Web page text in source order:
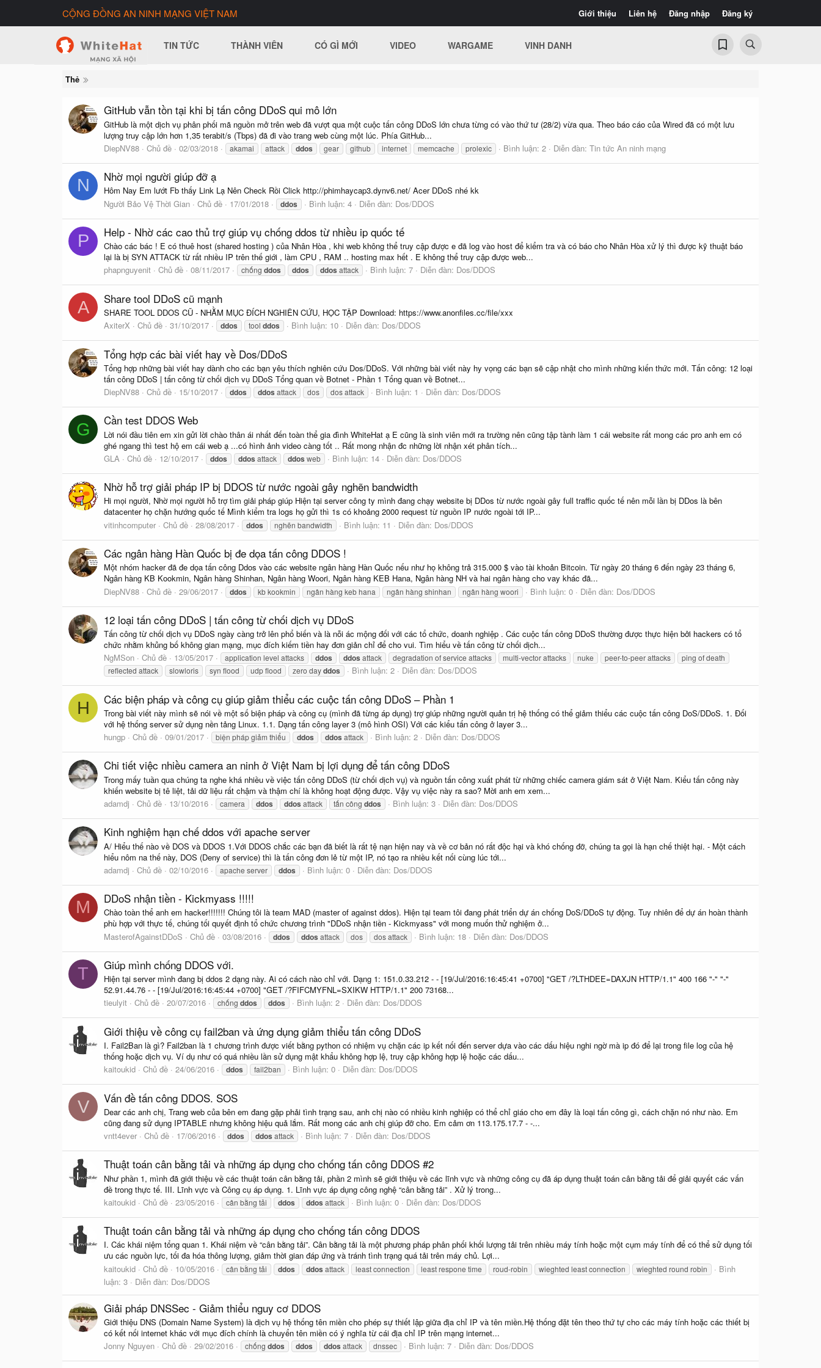
Giới thiệu Liên hệ Đăng nhập Đăng ký
CỘNG ĐỒNG AN NINH MẠNG VIỆT NAM
TIN TỨC THÀNH VIÊN CÓ GÌ MỚI VIDEO WARGAME VINH DANH
Thẻ
GitHub vẫn tồn tại khi bị tấn công DDoS qui mô lớn
GitHub là một dịch vụ phân phối mã nguồn mở trên web đã vượt qua một cuộc tấn công DDoS lớn chưa từng có vào thứ tư (28/2) vừa qua. Theo báo cáo của Wired đã có một lưu
lượng truy cập lớn hơn 1,35 terabit/s (Tbps) đã đi vào trang web cùng một lúc. Phía GitHub...
DiepNV88
Chủ đề 02/03/2018 akamai attack ddos gear github internet memcache prolexic Bình luận: 2 Diễn đàn: Tin tức An ninh mạng
N Nhờ mọi người giúp đỡ ạ
Hôm Nay Em lướt Fb thấy Link Lạ Nên Check Rồi Click http://phimhaycap3.dynv6.net/ Acer DDoS nhé kk
Người Bảo Vệ Thời Gian
Chủ đề 17/01/2018 ddos Bình luận: 4 Diễn đàn: Dos/DDOS
P Help - Nhờ các cao thủ trợ giúp vụ chống ddos từ nhiều ip quốc tế
Chào các bác ! E có thuê host (shared hosting ) của Nhân Hòa , khi web không thể truy cập được e đã log vào host để kiểm tra và có báo cho Nhân Hòa xử lý thì được kỹ thuật báo
lại là bị SYN ATTACK từ rất nhiều IP trên thế giới , làm CPU , RAM .. hosting max hết . E không thể truy cập được web...
phapnguyenit
Chủ đề 08/11/2017 chống ddos ddos ddos attack Bình luận: 7 Diễn đàn: Dos/DDOS
A Share tool DDoS cũ mạnh
SHARE TOOL DDOS CŨ - NHẰM MỤC ĐÍCH NGHIÊN CỨU, HỌC TẬP Download: https://www.anonfiles.cc/file/xxx
AxiterX
Chủ đề 31/10/2017 ddos tool ddos Bình luận: 10 Diễn đàn: Dos/DDOS
Tổng hợp các bài viết hay về Dos/DDoS
Tổng hợp những bài viết hay dành cho các bạn yêu thích nghiên cứu Dos/DDoS. Với những bài viết này hy vọng các bạn sẽ cập nhật cho mình những kiến thức mới. Tấn công: 12 loại
tấn công DDoS | tấn công từ chối dịch vụ DDoS Tổng quan về Botnet - Phần 1 Tổng quan về Botnet...
DiepNV88
Chủ đề 15/10/2017 ddos ddos attack dos dos attack Bình luận: 1 Diễn đàn: Dos/DDOS
G Cần test DDOS Web
Lời nói đầu tiên em xin gửi lời chào thân ái nhất đến toàn thể gia đình WhiteHat ạ E cũng là sinh viên mới ra trường nên cũng tập tành làm 1 cái website rất mong các pro anh em có
ghé ngang thì test hộ em cái web ạ ...có hình ảnh video càng tốt .. Rất mong nhận đc những lời nhận xét phân tích...
GLA
Chủ đề 12/10/2017 ddos ddos attack ddos web Bình luận: 14 Diễn đàn: Dos/DDOS
Nhờ hỗ trợ giải pháp IP bị DDOS từ nước ngoài gây nghẽn bandwidth
Hi mọi người, Nhờ mọi người hỗ trợ tìm giải pháp giúp Hiện tại server công ty mình đang chạy website bị DDos từ nước ngoài gây full traffic quốc tế nên mỗi lần bị DDos là bên
datacenter họ chặn hướng quốc tế Mình kiểm tra logs họ gửi thì 1s có khoảng 2000 request từ nguồn IP nước ngoài tới IP...
vitinhcomputer
Chủ đề 28/08/2017 ddos nghẽn bandwidth Bình luận: 11 Diễn đàn: Dos/DDOS
Các ngân hàng Hàn Quốc bị đe dọa tấn công DDOS !
Một nhóm hacker đã đe dọa tấn công Ddos vào các website ngân hàng Hàn Quốc nếu như họ không trả 315.000 $ vào tài khoản Bitcoin. Từ ngày 20 tháng 6 đến ngày 23 tháng 6,
Ngân hàng KB Kookmin, Ngân hàng Shinhan, Ngân hàng Woori, Ngân hàng KEB Hana, Ngân hàng NH và hai ngân hàng cho vay khác đã...
DiepNV88
Chủ đề 29/06/2017 ddos kb kookmin ngân hàng keb hana ngân hàng shinhan ngân hàng woori Bình luận: 0 Diễn đàn: Dos/DDOS
12 loại tấn công DDoS | tấn công từ chối dịch vụ DDoS
Tấn công từ chối dịch vụ DDoS ngày càng trở lên phổ biến và là nỗi ác mộng đối với các tổ chức, doanh nghiệp . Các cuộc tấn công DDoS thường được thực hiện bởi hackers có tổ
chức nhằm khủng bố không gian mạng, mục đích kiếm tiền hay đơn giản chỉ để cho vui. Tìm hiểu về tấn công từ chối dịch...
NgMSon
Chủ đề 13/05/2017 application level attacks ddos ddos attack degradation of service attacks multi-vector attacks nuke peer-to-peer attacks
ping of death
reflected attack
slowloris syn flood udp flood zero dayddos Bình luận: 2 Diễn đàn: Dos/DDOS
H Các biện pháp và công cụ giúp giảm thiểu các cuộc tấn công DDoS – Phần 1
Trong bài viết này mình sẽ nói về một số biện pháp và công cụ (mình đã từng áp dụng) trợ giúp những người quản trị hệ thống có thể giảm thiểu các cuộc tấn công DoS/DDoS. 1. Đối
với hệ thống server sử dụng nền tảng Linux. 1.1. Dạng tấn công layer 3 (mô hình OSI) Với các kiểu tấn công ở layer 3...
hungp
Chủ đề 09/01/2017 biện pháp giảm thiểu ddos ddos attack Bình luận: 2 Diễn đàn: Dos/DDOS
Chi tiết việc nhiều camera an ninh ở Việt Nam bị lợi dụng để tấn công DDoS
Trong mấy tuần qua chúng ta nghe khá nhiều về việc tấn công DDoS (từ chối dịch vụ) và nguồn tấn công xuất phát từ những chiếc camera giám sát ở Việt Nam. Kiểu tấn công này
khiến website bị tê liệt, tải dữ liệu rất chậm và thậm chí là không hoạt động được. Vậy vụ việc này ra sao? Mời anh em xem...
adamdj
Chủ đề 13/10/2016 camera ddos ddos attack tấn công ddos Bình luận: 3 Diễn đàn: Dos/DDOS
Kinh nghiệm hạn chế ddos với apache server
A/ Hiểu thế nào về DOS và DDOS 1.Với DDOS chắc các bạn đã biết là rất tệ nạn hiện nay và về cơ bản nó rất độc hại và khó chống đỡ, chúng ta gọi là hạn chế thiệt hại. - Một cách
hiểu nôm na thế này, DOS (Deny of service) thì là tấn công đơn lẻ từ một IP, nó tạo ra nhiều kết nối cùng lúc tới...
adamdj
Chủ đề 02/10/2016 apache server ddos Bình luận: 0 Diễn đàn: Dos/DDOS
M DDoS nhận tiền - Kickmyass !!!!!
Chào toàn thể anh em hacker!!!!!!! Chúng tôi là team MAD (master of against ddos). Hiện tại team tôi đang phát triển dự án chống DoS/DDoS tự động. Tuy nhiên để dự án hoàn thành
phù hợp với thực tế, chúng tối quyết định tổ chức chương trình "DDoS nhận tiền - Kickmyass" với mong muốn thử nghiệm ở...
MasterofAgainstDDoS
Chủ đề 03/08/2016 ddos ddos attack dos dos attack Bình luận: 18 Diễn đàn: Dos/DDOS
T Giúp mình chống DDOS với.
Hiện tại server mình đang bị ddos 2 dạng này. Ai có cách nào chỉ với. Dạng 1: 151.0.33.212 - - [19/Jul/2016:16:45:41 +0700] "GET /?LTHDEE=DAXJN HTTP/1.1" 400 166 "-" "-"
52.91.44.76 - - [19/Jul/2016:16:45:44 +0700] "GET /?FIFCMYFNL=SXIKW HTTP/1.1" 200 73168...
tieulyit
Chủ đề 20/07/2016 chống ddos ddos Bình luận: 2 Diễn đàn: Dos/DDOS
Giới thiệu về công cụ fail2ban và ứng dụng giảm thiểu tấn công DDoS
I. Fail2Ban là gì? Fail2ban là 1 chương trình được viết bằng python có nhiệm vụ chặn các ip kết nối đến server dựa vào các dấu hiệu nghi ngờ mà ip đó để lại trong file log của hệ
thống hoặc dịch vụ. Ví dụ như có quá nhiều lần sử dụng mật khẩu không hợp lệ, truy cập không hợp lệ hoặc các dấu...
kaitoukid
Chủ đề 24/06/2016 ddos fail2ban Bình luận: 0 Diễn đàn: Dos/DDOS
V Vấn đề tấn công DDOS. SOS
Dear các anh chị, Trang web của bên em đang gặp phải tình trạng sau, anh chị nào có nhiều kinh nghiệp có thể chỉ giáo cho em đây là loại tấn công gì, cách chặn nó như nào. Em
cũng đang sử dụng IPTABLE nhưng không hiệu quả lắm. Rất mong các anh chị giúp đỡ cho. Em cảm ơn 113.175.17.7 - -...
vntt4ever
Chủ đề 17/06/2016 ddos ddos attack Bình luận: 7 Diễn đàn: Dos/DDOS
Thuật toán cân bằng tải và những áp dụng cho chống tấn công DDOS #2
Như phần 1, mình đã giới thiệu về các thuật toán cân bằng tải, phần 2 mình sẽ giới thiệu về các lĩnh vực và những công cụ đã áp dụng thuật toán cân bằng tải để giải quyết các vấn
đề trong thực tế. III. Lĩnh vực và Công cụ áp dụng. 1. Lĩnh vực áp dụng công nghệ “cân bằng tải” . Xử lý trong...
kaitoukid
Chủ đề 23/05/2016 cân bằng tải ddos ddos attack Bình luận: 0 Diễn đàn: Dos/DDOS
Thuật toán cân bằng tải và những áp dụng cho chống tấn công DDOS
I. Các khái niệm tổng quan 1. Khái niệm về “cân bằng tải”. Cân bằng tải là một phương pháp phân phối khối lượng tải trên nhiều máy tính hoặc một cụm máy tính để có thể sử dụng tối
ưu các nguồn lực, tối đa hóa thông lượng, giảm thời gian đáp ứng và tránh tình trạng quá tải trên máy chủ. Lợi...
kaitoukid
Chủ đề 10/05/2016 cân bằng tải ddos ddos attack least connection least respone time roud-robin wieghted least connection wieghted round robin
Bình
luận: 3
Diễn đàn: Dos/DDOS
Giải pháp DNSSec - Giảm thiểu nguy cơ DDOS
Giới thiệu DNS (Domain Name System) là dịch vụ hệ thống tên miền cho phép sự thiết lập giữa địa chỉ IP và tên miền.Hệ thống đặt tên theo thứ tự cho các máy tính hoặc các thiết bị
có kết nối internet khác với mục đích chính là chuyển tên miền có ý nghĩa từ cái địa chỉ IP trên mạng internet...
Jonny Nguyen
Chủ đề 29/02/2016 chống ddos ddos ddos attack dnssec Bình luận: 7 Diễn đàn: Dos/DDOS